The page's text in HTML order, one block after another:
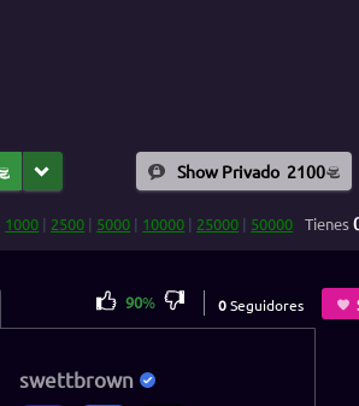
Show Privado 2100
1000 | 2500 | 5000 | 10000 | 25000 | 50000 Tienes
90% 0Seguidores
swettbrown